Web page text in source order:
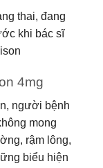
thai, đang
khi bác sĩ
4mg
người bệnh
mong
rậm lông,
biểu hiện